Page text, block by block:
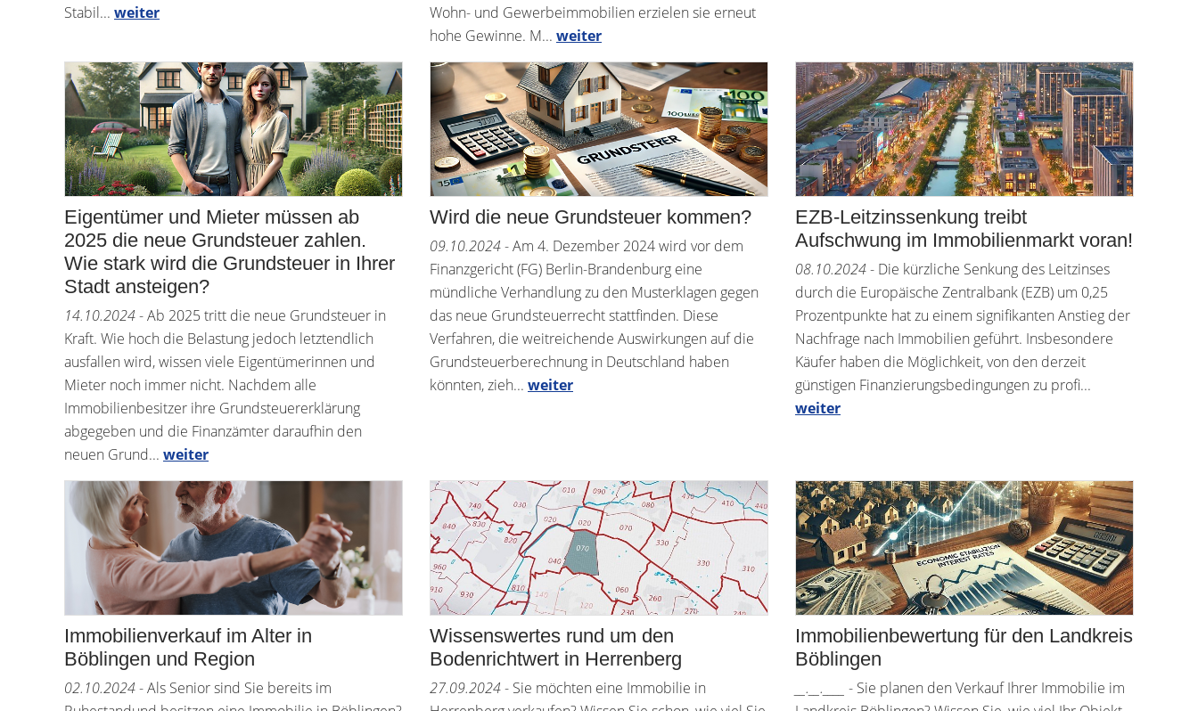
Stabil... weiter
Wohn- und Gewerbeimmobilien erzielen sie erneut
hohe Gewinne. M... weiter
Eigentümer und Mieter müssen ab
2025 die neue Grundsteuer zahlen.
Wie stark wird die Grundsteuer in Ihrer
Stadt ansteigen?
14.10.2024- Ab 2025 tritt die neue Grundsteuer in
Kraft. Wie hoch die Belastung jedoch letztendlich
ausfallen wird, wissen viele Eigentümerinnen und
Mieter noch immer nicht. Nachdem alle
Immobilienbesitzer ihre Grundsteuererklärung
abgegeben und die Finanzämter daraufhin den
neuen Grund... weiter
Wird die neue Grundsteuer kommen?
09.10.2024- Am 4. Dezember 2024 wird vor dem
Finanzgericht (FG) Berlin-Brandenburg eine
mündliche Verhandlung zu den Musterklagen gegen
das neue Grundsteuerrecht stattfinden. Diese
Verfahren, die weitreichende Auswirkungen auf die
Grundsteuerberechnung in Deutschland haben
könnten, zieh... weiter
EZB-Leitzinssenkung treibt
Aufschwung im Immobilienmarkt voran!
08.10.2024- Die kürzliche Senkung des Leitzinses
durch die Europäische Zentralbank (EZB) um 0,25
Prozentpunkte hat zu einem signifikanten Anstieg der
Nachfrage nach Immobilien geführt. Insbesondere
Käufer haben die Möglichkeit, von den derzeit
günstigen Finanzierungsbedingungen zu profi...
weiter
Immobilienverkauf im Alter in
Böblingen und Region
02.10.2024- Als Senior sind Sie bereits im
Wissenswertes rund um den
Bodenrichtwert in Herrenberg
27.09.2024- Sie möchten eine Immobilie in
Immobilienbewertung für den Landkreis
Böblingen
__.__.____
- Sie planen den Verkauf Ihrer Immobilie im